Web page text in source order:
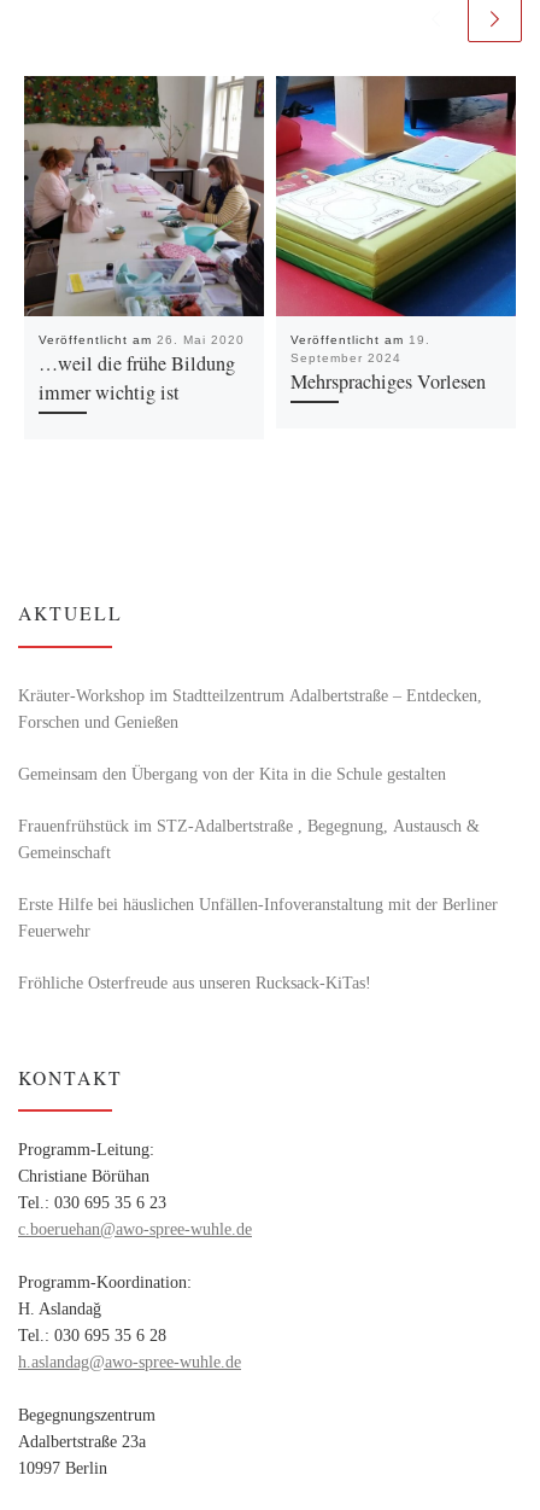
Veröffentlicht am 26. Mai 2020
…weil die frühe Bildung
immer wichtig ist
Veröffentlicht am 19.
September 2024
Mehrsprachiges Vorlesen
AKTUELL
Kräuter-Workshop im Stadtteilzentrum Adalbertstraße – Entdecken,
Forschen und Genießen
Gemeinsam den Übergang von der Kita in die Schule gestalten
Frauenfrühstück im STZ-Adalbertstraße , Begegnung, Austausch &
Gemeinschaft
Erste Hilfe bei häuslichen Unfällen-Infoveranstaltung mit der Berliner
Feuerwehr
Fröhliche Osterfreude aus unseren Rucksack-KiTas!
KONTAKT
Programm-Leitung:
Christiane Börühan
Tel.: 030 695 35 6 23
c.boeruehan@awo-spree-wuhle.de
Programm-Koordination:
H. Aslandağ
Tel.: 030 695 35 6 28
h.aslandag@awo-spree-wuhle.de
Begegnungszentrum
Adalbertstraße 23a
10997 Berlin